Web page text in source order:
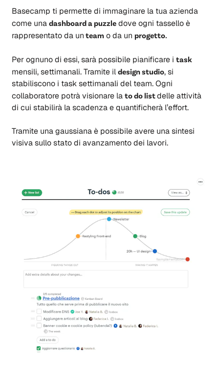
Basecamp ti permette di immaginare la tua azienda
come una dashboard a puzzle dove ogni tassello è
rappresentato da un team o da un progetto.
Per ognuno di essi, sarà possibile pianificare i task
mensili, settimanali. Tramite il design studio, si
stabiliscono i task settimanali del team. Ogni
collaboratore potrà visionare la to do listdelle attività
di cui stabilirà la scadenza e quantificherà l’effort.
Tramite una gaussiana è possibile avere una sintesi
visiva sullo stato di avanzamento dei lavori.